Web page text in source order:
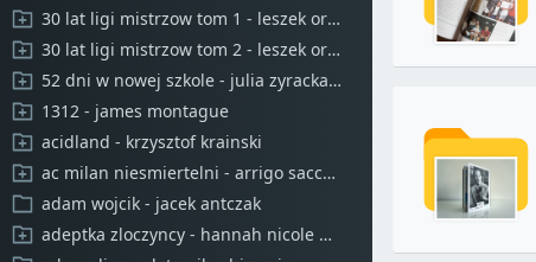
30 lat ligi mistrzow tom 1 - leszek orlowski
30 lat ligi mistrzow tom 2 - leszek orlowski
52 dni w nowej szkole - julia zyracka sara zyracka
1312 - james montague
acidland - krzysztof krainski
ac milan niesmiertelni - arrigo sacchi luigi garlando
adam wojcik - jacek antczak
adeptka zloczyncy - hannah nicole mehrer